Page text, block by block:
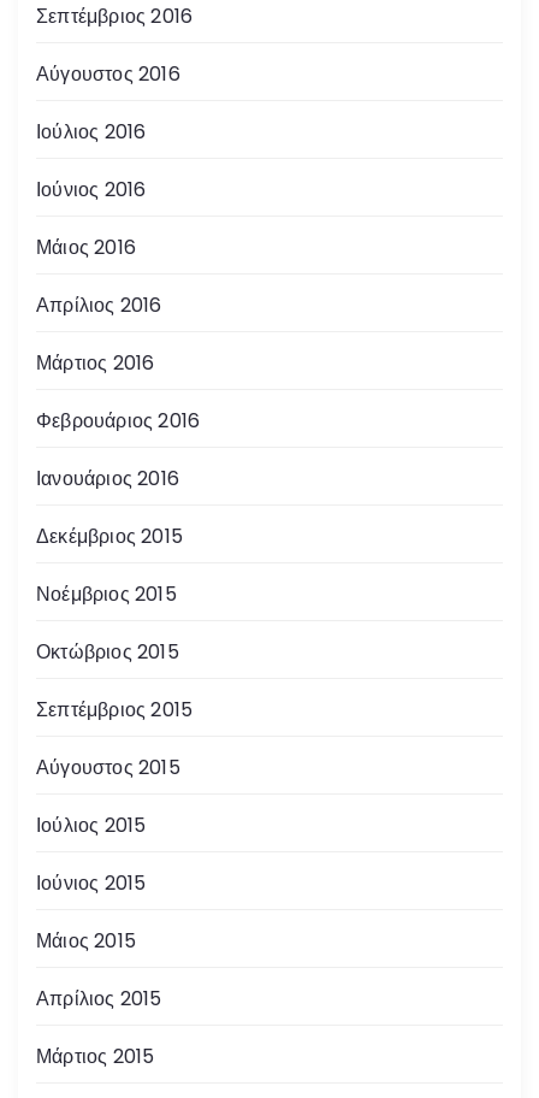
Σεπτέμβριος 2016
Αύγουστος 2016
Ιούλιος 2016
Ιούνιος 2016
Μάιος 2016
Απρίλιος 2016
Μάρτιος 2016
Φεβρουάριος 2016
Ιανουάριος 2016
Δεκέμβριος 2015
Νοέμβριος 2015
Οκτώβριος 2015
Σεπτέμβριος 2015
Αύγουστος 2015
Ιούλιος 2015
Ιούνιος 2015
Μάιος 2015
Απρίλιος 2015
Μάρτιος 2015